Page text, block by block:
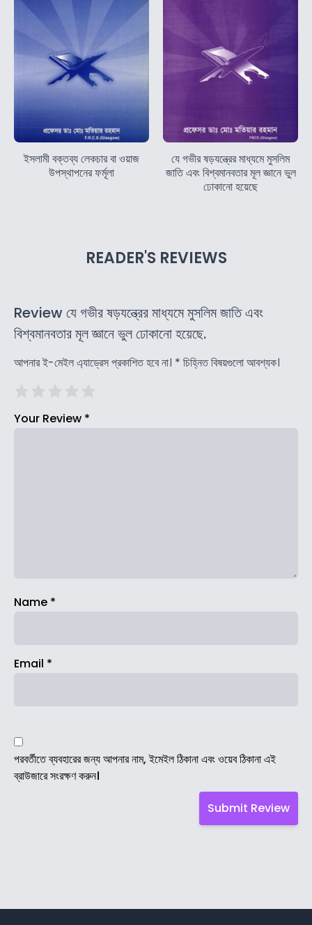
ইসলামী বক্তব্য লেকচার বা ওয়াজ
উপস্থাপনের ফর্মূলা
যে গভীর ষড়যন্ত্রের মাধ্যমে মুসলিম
জাতি এবং বিশ্বমানবতার মূল জ্ঞানে ভুল
ঢোকানো হয়েছে
READER'S REVIEWS
Review যে গভীর ষড়যন্ত্রের মাধ্যমে মুসলিম জাতি এবং
বিশ্বমানবতার মূল জ্ঞানে ভুল ঢোকানো হয়েছে.
আপনার ই-মেইল এ্যাড্রেস প্রকাশিত হবে না। * চিহ্নিত বিষয়গুলো আবশ্যক।
Your Review *
Name *
Email *
পরবর্তীতে ব্যবহারের জন্য আপনার নাম, ইমেইল ঠিকানা এবং ওয়েব ঠিকানা এই
ব্রাউজারে সংরক্ষণ করুন।